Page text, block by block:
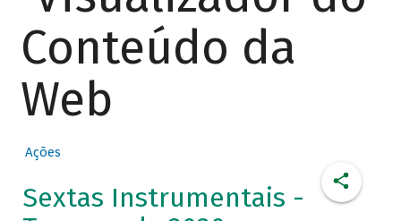
Conteúdo da
Web
Ações
Sextas Instrumentais -